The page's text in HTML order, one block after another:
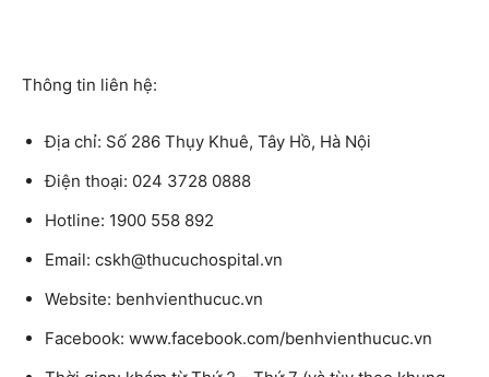
Thông tin liên hệ:
Địa chỉ: Số 286 Thụy Khuê, Tây Hồ, Hà Nội
Điện thoại: 024 3728 0888
Hotline: 1900 558 892
Email: cskh@thucuchospital.vn
Website: benhvienthucuc.vn
Facebook: www.facebook.com/benhvienthucuc.vn